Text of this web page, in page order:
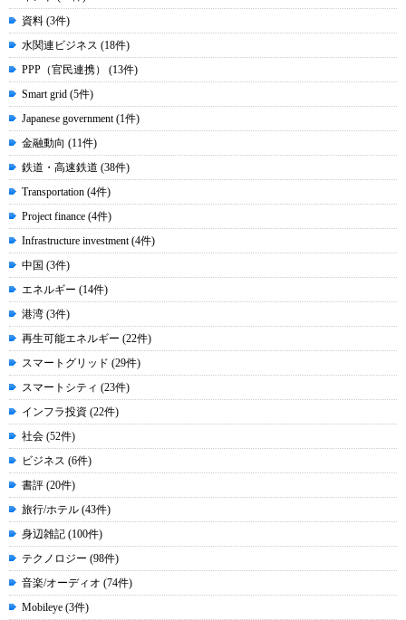
資料 (3件)
水関連ビジネス (18件)
PPP（官民連携） (13件)
Smart grid (5件)
Japanese government (1件)
金融動向 (11件)
鉄道・高速鉄道 (38件)
Transportation (4件)
Project finance (4件)
Infrastructure investment (4件)
中国 (3件)
エネルギー (14件)
港湾 (3件)
再生可能エネルギー (22件)
スマートグリッド (29件)
スマートシティ (23件)
インフラ投資 (22件)
社会 (52件)
ビジネス (6件)
書評 (20件)
旅行/ホテル (43件)
身辺雑記 (100件)
テクノロジー (98件)
音楽/オーディオ (74件)
Mobileye (3件)